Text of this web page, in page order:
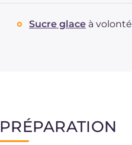
Sucre glace à volonté
PRÉPARATION